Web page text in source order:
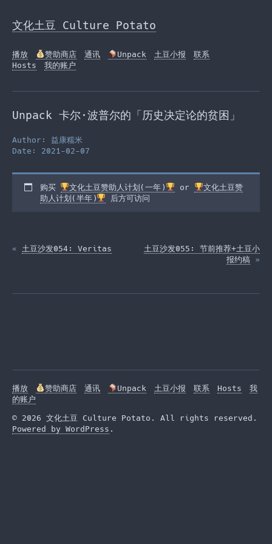
to
the
文化土豆 Culture Potato
播放 赞助商店 通讯 Unpack 土豆小报
联系
Hosts
我的账户
Unpack 卡尔·波普尔的「历史决定论的贫困」
Author: 益康糯米
Date: 2021-02-07
购买 文化土豆赞助人计划(一年) or
文化土豆赞
助人计划(半年)
后方可访问
« 土豆沙发054: Veritas
土豆沙发055: 节前推荐+土豆小
报约稿 »
播放 赞助商店 通讯 Unpack 土豆小报 联系 Hosts
我
的账户
© 2026 文化土豆 Culture Potato. All rights reserved.
Powered by WordPress .